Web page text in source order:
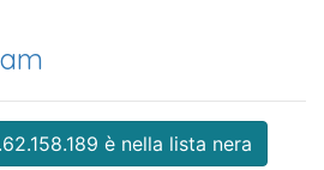
è nella lista nera